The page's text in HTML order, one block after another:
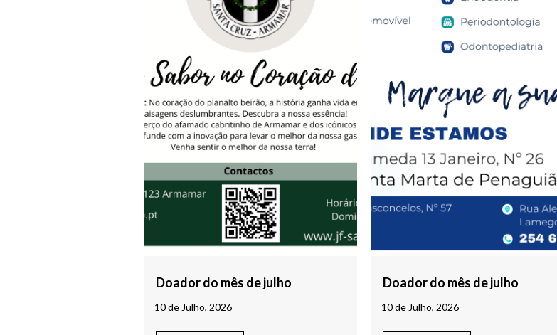
Doador do mês de julho
10 de Julho, 2026
Doador do mês de julho
10 de Julho, 2026